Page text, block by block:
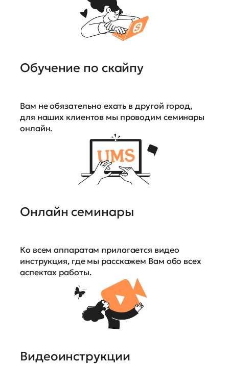
Обучение по скайпу
Вам не обязательно ехать в другой город,
для наших клиентов мы проводим семинары
онлайн.
Онлайн семинары
Ко всем аппаратам прилагается видео
инструкция, где мы расскажем Вам обо всех
аспектах работы.
Видеоинструкции